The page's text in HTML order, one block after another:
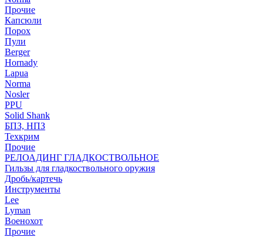
Прочие
Капсюли
Порох
Пули
Berger
Hornady
Lapua
Norma
Nosler
PPU
Solid Shank
БПЗ, НПЗ
Техкрим
Прочие
РЕЛОАДИНГ ГЛАДКОСТВОЛЬНОЕ
Гильзы для гладкоствольного оружия
Дробь/картечь
Инструменты
Lee
Lyman
Военохот
Прочие